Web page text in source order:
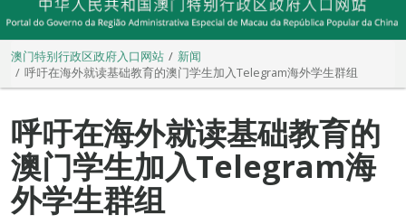
澳门特别行政区政府入口网站
新闻
呼吁在海外就读基础教育的澳门学生加入Telegram海外学生群组
呼吁在海外就读基础教育的
澳门学生加入Telegram海
外学生群组